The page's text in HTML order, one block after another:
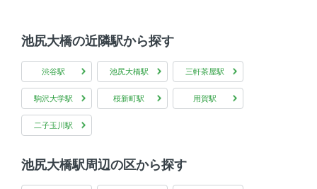
その他
インターネット無料
池尻大橋の近隣駅から探す
渋谷駅 池尻大橋駅 三軒茶屋駅
駒沢大学駅 桜新町駅 用賀駅
二子玉川駅
池尻大橋駅周辺の区から探す